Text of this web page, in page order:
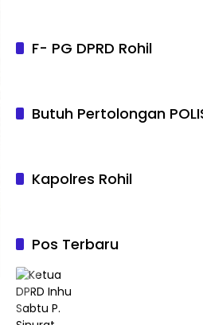
F- PG DPRD Rohil
Butuh Pertolongan
Kapolres Rohil
Pos Terbaru